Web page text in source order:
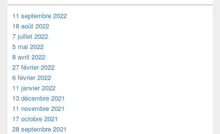
11 septembre 2022
18 août 2022
7 juillet 2022
5 mai 2022
8 avril 2022
27 février 2022
6 février 2022
11 janvier 2022
13 décembre 2021
11 novembre 2021
17 octobre 2021
28 septembre 2021